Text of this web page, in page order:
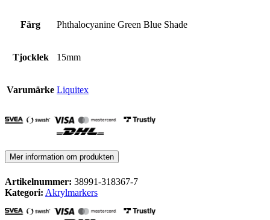
Färg Phthalocyanine Green Blue Shade
Tjocklek 15mm
Varumärke Liquitex
Mer information om produkten
Artikelnummer: 38991-318367-7
Kategori: Akrylmarkers